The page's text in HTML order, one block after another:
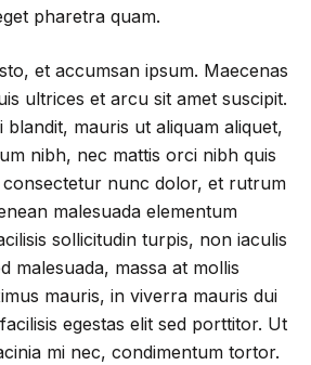
pharetra quam.
et accumsan ipsum. Maecenas
ultrices et arcu sit amet suscipit.
mauris ut aliquam aliquet,
nibh, nec mattis orci nibh quis
consectetur nunc dolor, et rutrum
malesuada elementum
sollicitudin turpis, non iaculis
malesuada, massa at mollis
mauris, in viverra mauris dui
egestas elit sed porttitor. Ut
mi nec, condimentum tortor.